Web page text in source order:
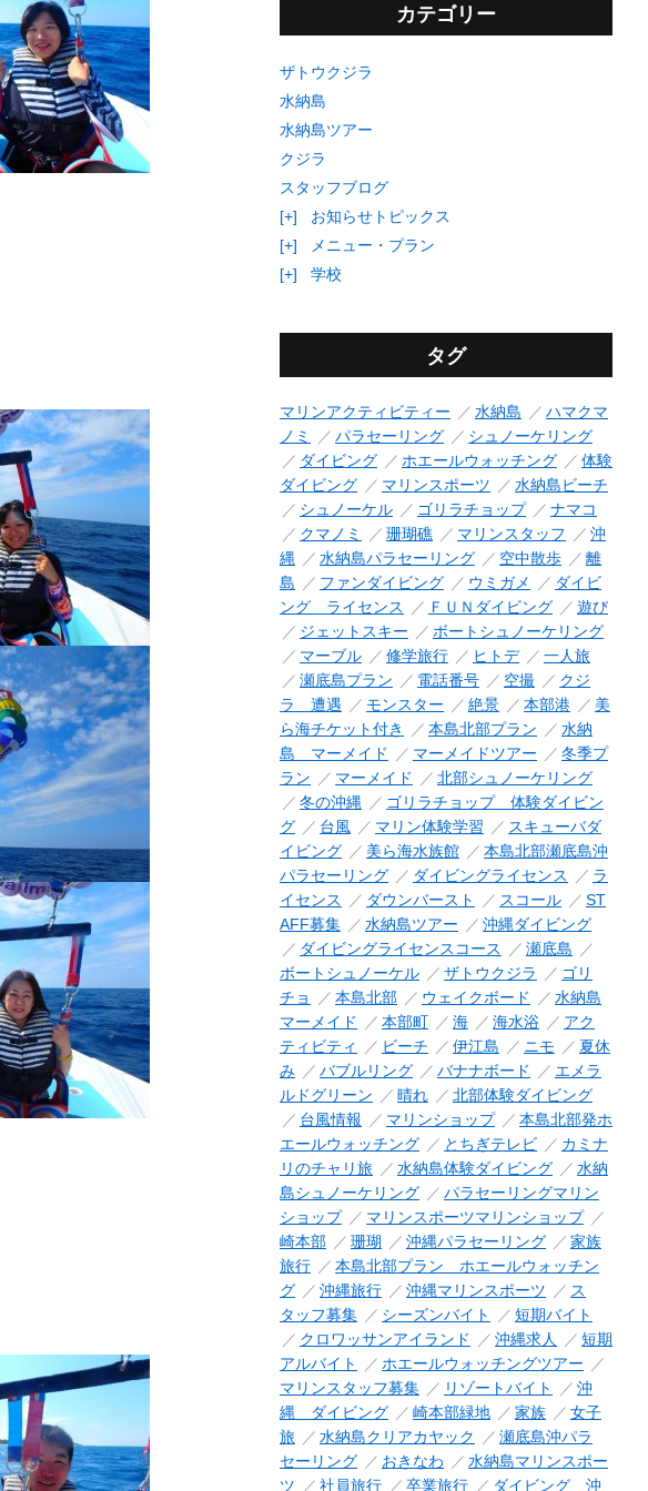
カテゴリー
ザトウクジラ
水納島
水納島ツアー
クジラ
スタッフブログ
[+]
お知らせトピックス
[+]
メニュー・プラン
[+]
学校
タグ
マリンアクティビティー 水納島
ハマクマ
ノミ
パラセーリング
シュノーケリング
ダイビング
ホエールウォッチング
体験
ダイビング
マリンスポーツ
水納島ビーチ
シュノーケル
ゴリラチョップ
ナマコ
クマノミ
珊瑚礁 マリンスタッフ
沖
縄
水納島パラセーリング 空中散歩
離
島
ファンダイビング ウミガメ
ダイビ
ング ライセンス
ＦＵＮダイビング
遊び
ジェットスキー
ボートシュノーケリング
マーブル
修学旅行 ヒトデ
一人旅
瀬底島プラン
電話番号 空撮
クジ
ラ 遭遇
モンスター 絶景 本部港
美
ら海チケット付き
本島北部プラン
水納
島 マーメイド
マーメイドツアー
冬季プ
ラン
マーメイド
北部シュノーケリング
冬の沖縄
ゴリラチョップ 体験ダイビン
グ
台風 マリン体験学習
スキューバダ
イビング
美ら海水族館
本島北部瀬底島沖
パラセーリング
ダイビングライセンス
ラ
イセンス
ダウンバースト スコール
ST
AFF募集
水納島ツアー
沖縄ダイビング
ダイビングライセンスコース
瀬底島
ボートシュノーケル
ザトウクジラ
ゴリ
チョ
本島北部 ウェイクボード
水納島
マーメイド
本部町 海 海水浴
アク
ティビティ
ビーチ 伊江島 ニモ
夏休
み
バブルリング バナナボード
エメラ
ルドグリーン
晴れ
北部体験ダイビング
台風情報
マリンショップ
本島北部発ホ
エールウォッチング
とちぎテレビ
カミナ
リのチャリ旅
水納島体験ダイビング
水納
島シュノーケリング
パラセーリングマリン
ショップ
マリンスポーツマリンショップ
崎本部
珊瑚 沖縄パラセーリング
家族
旅行
本島北部プラン ホエールウォッチン
グ
沖縄旅行 沖縄マリンスポーツ
ス
タッフ募集
シーズンバイト
短期バイト
クロワッサンアイランド
沖縄求人
短期
アルバイト
ホエールウォッチングツアー
マリンスタッフ募集
リゾートバイト
沖
縄 ダイビング
崎本部緑地 家族
女子
旅
水納島クリアカヤック
瀬底島沖パラ
セーリング
おきなわ
水納島マリンスポー
ツ
社員旅行 卒業旅行 ダイビング 沖